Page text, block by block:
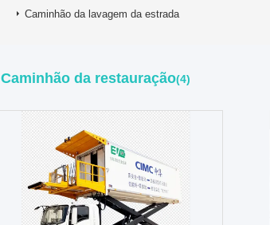
Caminhão da lavagem da estrada
Caminhão da restauração(4)